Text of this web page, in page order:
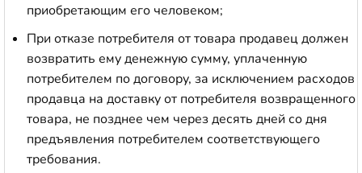
приобретающим его человеком;
При отказе потребителя от товара продавец должен
возвратить ему денежную сумму, уплаченную
потребителем по договору, за исключением расходов
продавца на доставку от потребителя возвращенного
товара, не позднее чем через десять дней со дня
предъявления потребителем соответствующего
требования.